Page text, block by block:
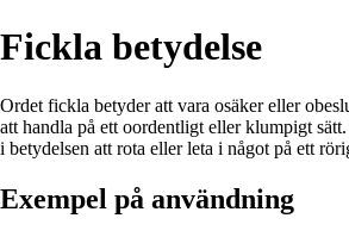
Fickla betydelse
Ordet fickla betyder att vara osäker eller
att handla på ett oordentligt eller klumpigt
i betydelsen att rota eller leta i något på ett
Exempel på användning